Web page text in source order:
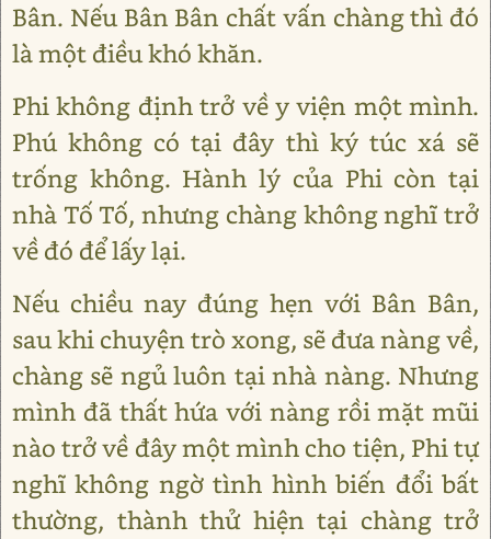
Bân. Nếu Bân Bân chất vấn chàng thì đó
là một điều khó khăn.
Phi không định trở về y viện một mình.
Phú không có tại đây thì ký túc xá sẽ
trống không. Hành lý của Phi còn tại
nhà Tố Tố, nhưng chàng không nghĩ trở
về đó để lấy lại.
Nếu chiều nay đúng hẹn với Bân Bân,
sau khi chuyện trò xong, sẽ đưa nàng về,
chàng sẽ ngủ luôn tại nhà nàng. Nhưng
mình đã thất hứa với nàng rồi mặt mũi
nào trở về đây một mình cho tiện, Phi tự
nghĩ không ngờ tình hình biến đổi bất
thường, thành thử hiện tại chàng trở